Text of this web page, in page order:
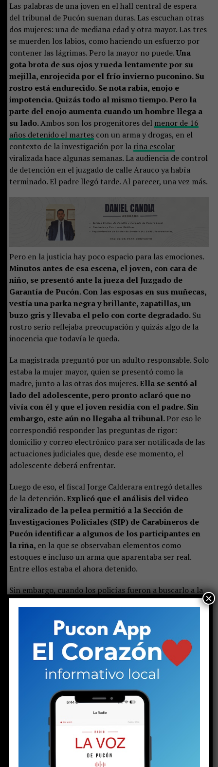
Las palabras de una joven en el hall central de espera
del tribunal de Pucón suenan duras. Las escuchan otras
dos mujeres: una de mediana edad y otra mayor. Las tres
se muerden los labios, como haciendo un esfuerzo por
contener las lágrimas. Pero la mayor no puede.Una
gota brota de sus ojos y rueda lentamente por su
mejilla, enrojecida por el frío invierno puconino. Su
rostro está endurecido. Se nota rabia, enojo e
impotencia. Quizás todo al mismo tiempo. Pero la
parte del enojo aumenta cuando un hombre llega a
su lado.Ambos son los progenitores del menor de 16
años detenido el martescon un arma y drogas, en el
contexto de la investigación por la riña escolar
viralizada hace algunas semanas. La audiencia de control
de detención en el juzgado de calle Arauco ya había
terminado. El padre llegó tarde. Al parecer, una vez más.
Pero en la justicia hay poco espacio para las emociones.
Minutos antes de esa escena, el joven, con cara de
niño, se presentó ante la jueza del Juzgado de
Garantía de Pucón. Con las esposas en sus muñecas,
vestía una parka negra y brillante, zapatillas, un
buzo gris y llevaba el pelo con corte degradado.Su
rostro serio reflejaba preocupación y quizás algo de la
inocencia que todavía le queda.
La magistrada preguntó por un adulto responsable. Solo
estaba la mujer mayor, quien se presentó como la
madre, junto a las otras dos mujeres. Ella se sentó al
lado del adolescente, pero pronto aclaró que no
vivía con él y que el joven residía con el padre. Sin
embargo, este aún no llegaba al tribunal.Por eso le
correspondió responder las preguntas de rigor:
domicilio y correo electrónico para ser notificada de las
actuaciones judiciales que, desde ese momento, el
adolescente deberá enfrentar.
Luego de eso, el fiscal Jorge Calderara entregó detalles
de la detención. Explicó que el análisis del video
viralizado de la pelea permitió a la Sección de
Investigaciones Policiales (SIP) de Carabineros de
Pucón identificar a algunos de los participantes en
la riña, en la que se observaban elementos como
estoques e incluso un arma que aparentaba ser real.
Entre ellos estaba el ahora detenido.
Sin embargo, cuando los policías fueron a buscarlo a la
vivienda donde, supuestamente, residía con su padre, en
entonces cuando surgió un nuevo antecedente: el
adolescente arrendaba una pieza en una especie de
cité, en pleno centro de Pucón.Una vez que
carabineros de civil llegaron al lugar, el joven los atendió
sin problemas.Les permitió ingresar y revisar la
solo, que ya no asistía al colegio y que los $150 mil del
arriendo eran pagados por su progenitor.
Pero los policías no solo encontraron una historia dura.
También hallaron un arma calibre .22 con algunas
municiones, marihuana, cocaína y $270 mil en
efectivo. Por ello, el fiscal Calderara solicitó la
×